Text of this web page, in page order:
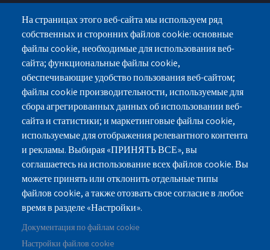
Дома престарелых в Рамат Ашарон
Дома престарелых в Од а-Шарон
Дома престарелых в Петах-Тикве
Дома престарелых в Раанане
Дома престарелых в Хадере
г.Нетания, ул.Пинхас Лавон 18, здание-Лев
Ясмин, Этаж 2
077-3006194
gilashlishi@gmail.com
На страницах этого веб-сайта мы используем ряд
собственных и сторонних файлов cookie: основные
файлы cookie, необходимые для использования веб-
сайта; функциональные файлы cookie,
обеспечивающие удобство пользования веб-сайтом;
файлы cookie производительности, используемые для
сбора агрегированных данных об использовании веб-
сайта и статистики; и маркетинговые файлы cookie,
используемые для отображения релевантного контента
и рекламы. Выбирая «ПРИНЯТЬ ВСЕ», вы
соглашаетесь на использование всех файлов cookie. Вы
можете принять или отклонить отдельные типы
файлов cookie, а также отозвать свое согласие в любое
время в разделе «Настройки».
Документация по файлам cookie
Настройки файлов cookie